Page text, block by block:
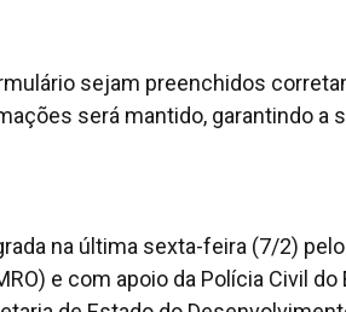
sejam preenchidos
será mantido, garantindo a
na última sexta-feira (7/2)
e com apoio da Polícia Civil do